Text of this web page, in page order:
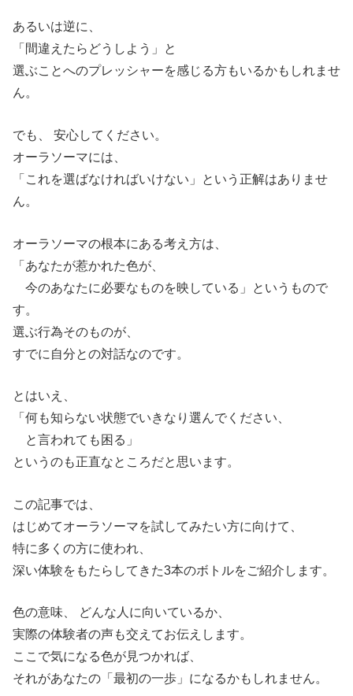
あるいは逆に、
「間違えたらどうしよう」と
選ぶことへのプレッシャーを感じる方もいるかもしれませ
ん。
でも、 安心してください。
オーラソーマには、
「これを選ばなければいけない」という正解はありませ
ん。
オーラソーマの根本にある考え方は、
「あなたが惹かれた色が、
今のあなたに必要なものを映している」というもので
す。
選ぶ行為そのものが、
すでに自分との対話なのです。
とはいえ、
「何も知らない状態でいきなり選んでください、
と言われても困る」
というのも正直なところだと思います。
この記事では、
はじめてオーラソーマを試してみたい方に向けて、
特に多くの方に使われ、
深い体験をもたらしてきた3本のボトルをご紹介します。
色の意味、 どんな人に向いているか、
実際の体験者の声も交えてお伝えします。
ここで気になる色が見つかれば、
それがあなたの「最初の一歩」になるかもしれません。